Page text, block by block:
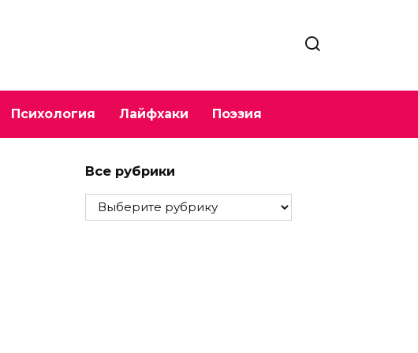
Психология Лайфхаки Поэзия
Все рубрики
Все
рубрики